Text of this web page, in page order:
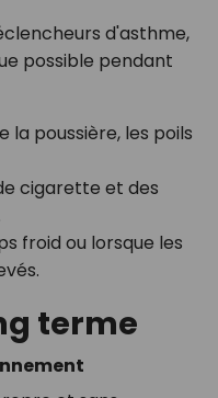
d'asthme,
possible pendant
la poussière, les poils
cigarette et des
froid ou lorsque les
terme